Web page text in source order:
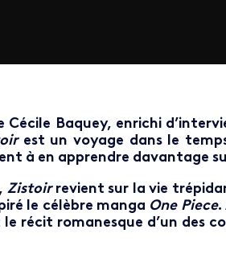
Baquey, enrichi
est un voyage dans le
à en apprendre davantage
Zistoir revient sur la vie
le célèbre manga One Piece.
récit romanesque d’un des